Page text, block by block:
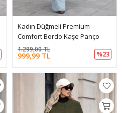
Kadın Düğmeli Premium
Comfort Bordo Kaşe Panço
999,99 TL
1.299,00 TL
%23